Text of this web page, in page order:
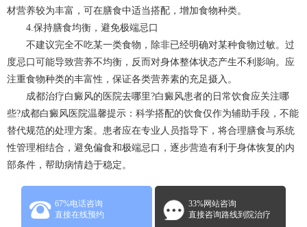
材营养较为丰富，可在膳食中适当搭配，增加食物种类。
4.保持膳食均衡，避免极端忌口
不建议完全不吃某一类食物，除非已经明确对某种食物过敏。过
度忌口可能导致营养不均衡，反而对身体整体状态产生不利影响。应
注重食物种类的丰富性，保证各类营养素的充足摄入。
成都治疗白癜风的医院去哪里?白癜风患者的日常饮食应关注哪
些?成都白癜风医院温馨提示：科学搭配的饮食仅作为辅助手段，不能
替代规范的处理方案。患者应在专业人员指导下，将合理膳食与系统
性管理相结合，避免偏食和极端忌口，逐步营造有利于身体恢复的内
部条件，帮助病情趋于稳定。
67%电话咨询
直接在线预约
33%网站咨询
直接咨询路线到院治疗